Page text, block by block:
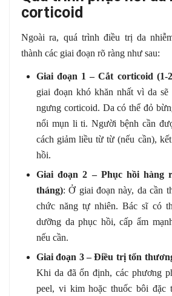
corticoid
Ngoài ra, quá trình điều trị da
thành các giai đoạn rõ ràng như sau:
Giai đoạn 1 – Cắt corticoid (1-
giai đoạn khó khăn nhất vì da
ngưng corticoid. Da có thể đỏ
nổi mụn li ti. Người bệnh cần
cách giảm liều từ từ (nếu cần),
hồi.
Giai đoạn 2 – Phục hồi hàng
tháng): Ở giai đoạn này, da cần
chức năng tự nhiên. Bác sĩ có
dưỡng da phục hồi, cấp ẩm
nếu cần.
Giai đoạn 3 – Điều trị tổn
Khi da đã ổn định, các phương
peel, vi kim hoặc thuốc bôi đặc